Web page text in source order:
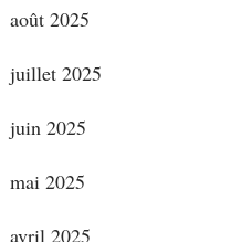
août 2025
juillet 2025
juin 2025
mai 2025
avril 2025